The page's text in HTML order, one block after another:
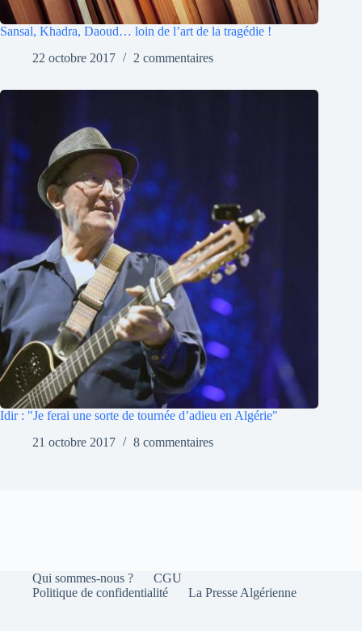
Sansal, Khadra, Daoud… loin de l’art de la tragédie !
22 octobre 2017
2 commentaires
Idir : "Je ferai une sorte de tournée d’adieu en Algérie"
21 octobre 2017
8 commentaires
Qui sommes-nous ?
CGU
Politique de confidentialité
La Presse Algérienne